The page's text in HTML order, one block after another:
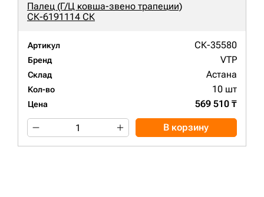
Палец (Г/Ц ковша-звено трапеции)
СК-6191114 СК
Артикул СК-35580
Бренд VTP
Склад Астана
Кол-во 10 шт
Цена 569 510 ₸
В корзину